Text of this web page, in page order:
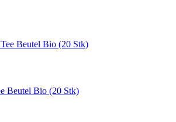
Beutel Bio (20 Stk)